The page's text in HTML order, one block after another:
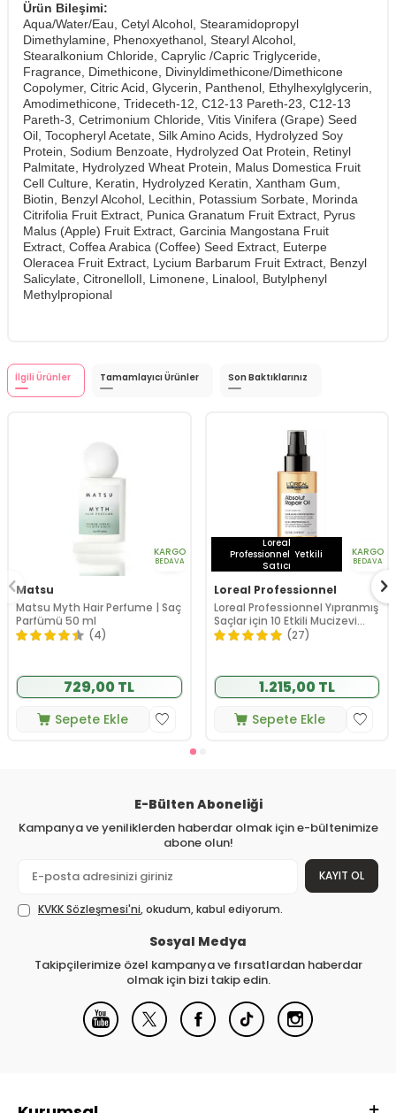
Ürün Bileşimi:
Aqua/Water/Eau, Cetyl Alcohol, Stearamidopropyl
Dimethylamine, Phenoxyethanol, Stearyl Alcohol,
Stearalkonium Chloride, Caprylic /Capric Triglyceride,
Fragrance, Dimethicone, Divinyldimethicone/Dimethicone
Copolymer, Citric Acid, Glycerin, Panthenol, Ethylhexylglycerin,
Amodimethicone, Trideceth-12, C12-13 Pareth-23, C12-13
Pareth-3, Cetrimonium Chloride, Vitis Vinifera (Grape) Seed
Oil, Tocopheryl Acetate, Silk Amino Acids, Hydrolyzed Soy
Protein, Sodium Benzoate, Hydrolyzed Oat Protein, Retinyl
Palmitate, Hydrolyzed Wheat Protein, Malus Domestica Fruit
Cell Culture, Keratin, Hydrolyzed Keratin, Xantham Gum,
Biotin, Benzyl Alcohol, Lecithin, Potassium Sorbate, Morinda
Citrifolia Fruit Extract, Punica Granatum Fruit Extract, Pyrus
Malus (Apple) Fruit Extract, Garcinia Mangostana Fruit
Extract, Coffea Arabica (Coffee) Seed Extract, Euterpe
Oleracea Fruit Extract, Lycium Barbarum Fruit Extract, Benzyl
Salicylate, CitronellolI, Limonene, Linalool, Butylphenyl
Methylpropional
İlgili Ürünler Tamamlayıcı Ürünler Son Baktıklarınız
KARGO
BEDAVA
Matsu
Matsu Myth Hair Perfume | Saç
Parfümü 50 ml
(4)
729,00 TL
Sepete Ekle
Loreal
Professionnel Yetkili
Satıcı
KARGO
BEDAVA
Loreal Professionnel
Loreal Professionnel Yıpranmış
Saçlar için 10 Etkili Mucizevi
Bakım Yağı 90 ml
(27)
1.215,00 TL
Sepete Ekle
E-Bülten Aboneliği
Kampanya ve yeniliklerden haberdar olmak için e-bültenimize
abone olun!
KAYIT OL
KVKK Sözleşmesi'ni, okudum, kabul ediyorum.
Sosyal Medya
Takipçilerimize özel kampanya ve fırsatlardan haberdar
olmak için bizi takip edin.